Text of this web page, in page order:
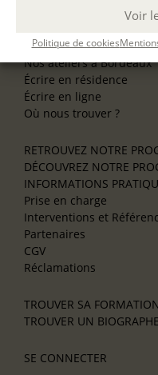
Voir
Politique de cookies
Nos ateliers à Lyon
Nos ateliers à Bordeaux
Écrire en résidence
Écrire en ligne
Où nous trouver ?
RETROUVEZ NOTRE
DÉCOUVREZ NOTRE
INFORMATIONS
Prise en charge
Interventions et
Partenaires
CGV
Réclamations
TROUVER SA FORMATION
TROUVER UN
SE CONNECTER